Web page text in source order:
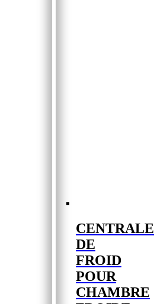
CENTRALE
DE
FROID
POUR
CHAMBRE